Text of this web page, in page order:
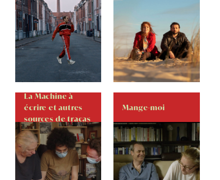
La Machine à
écrire et autres
sources de tracas
Mange-moi